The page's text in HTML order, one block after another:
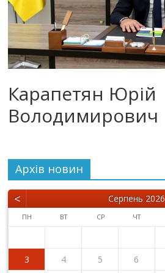
Карапетян Юрій
Володимирович
Архiв новин
< Серпень 2026
ПН ВТ СР ЧТ
3
4 5 6